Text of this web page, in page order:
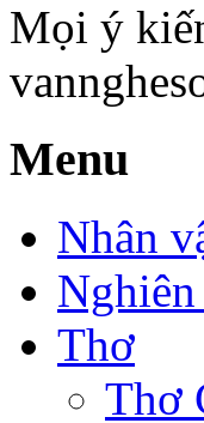
Mọi ý
Menu
Nhân
Thơ
Thơ